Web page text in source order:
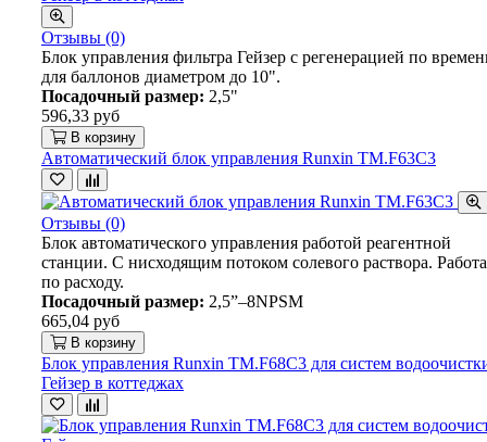
Отзывы (0)
Блок управления фильтра Гейзер с регенерацией по
для баллонов диаметром до 10".
Посадочный размер: 2,5"
596,33 руб
В корзину
Автоматический блок управления Runxin TM.F63C3
Отзывы (0)
Блок автоматического управления работой реагентной
станции. С нисходящим потоком солевого раствора.
по расходу.
Посадочный размер: 2,5”–8NPSM
665,04 руб
В корзину
Блок управления Runxin TM.F68С3 для систем
Гейзер в коттеджах